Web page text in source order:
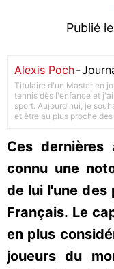
Publié
Alexis Poch-
Titulaire d'un Master en
tennis dès l'enfance et
sport. Aujourd'hui, je
et être au plus proche
Ces dernières
connu une
de lui l'une des
Français. Le
en plus
joueurs du